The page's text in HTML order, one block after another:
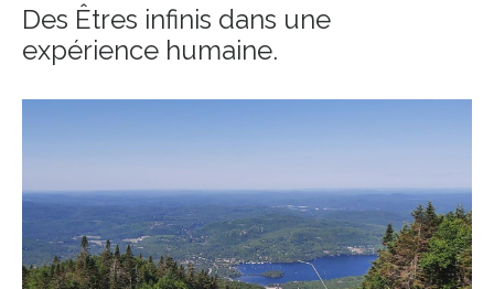
Des Êtres infinis dans une
expérience humaine.